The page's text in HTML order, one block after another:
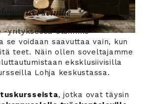
seinille
-yrityksessä etsimme
se voidaan saavuttaa vain, kun
teet. Näin ollen soveltajamme
eksklusiivisilla
Lohja keskustassa.
, jotka ovat täysin